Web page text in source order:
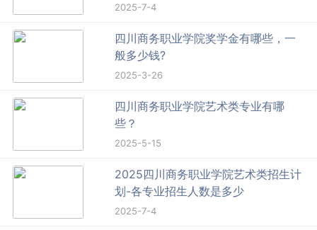
2025-7-4
四川商务职业学院奖学金有哪些，一
般多少钱?
2025-3-26
四川商务职业学院艺术类专业有哪
些？
2025-5-15
2025四川商务职业学院艺术类招生计
划-各专业招生人数是多少
2025-7-4